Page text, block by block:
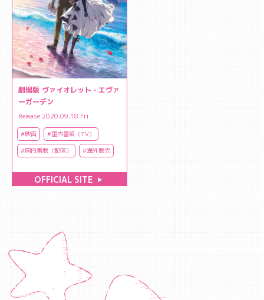
劇場版 ヴァイオレット・エヴァ
ーガーデン
Release 2020.09.18 Fri
#映画
#国内番販（TV）
#国内番販（配信）
#海外販売
OFFICIAL SITE